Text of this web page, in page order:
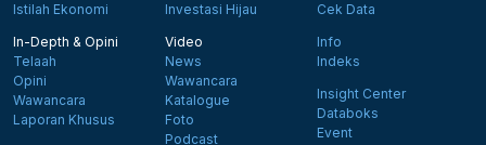
Istilah Ekonomi
Investasi Hijau
Cek Data
In-Depth & Opini
Telaah
Opini
Wawancara
Laporan Khusus
Video
News
Wawancara
Katalogue
Foto
Podcast
Info
Indeks
Insight Center
Databoks
Event